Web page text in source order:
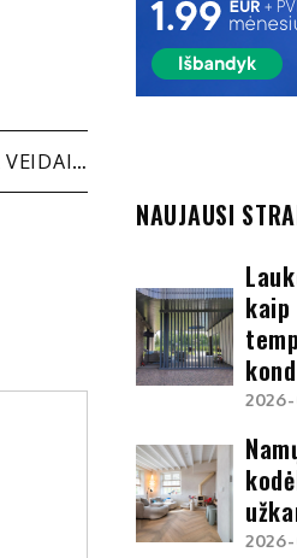
VEIDAI…
NAUJAUSI